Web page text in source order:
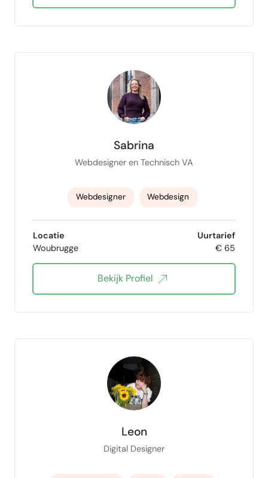
Sabrina
Webdesigner en Technisch VA
Webdesigner Webdesign
wordpress responsive webdesign
automatiseren automatisering
Processen automatiseren
Locatie
Woubrugge
Uurtarief
€ 65
Bekijk Profiel
Leon
Digital Designer